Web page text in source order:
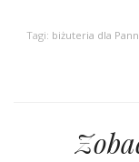
Tagi: biżuteria dla